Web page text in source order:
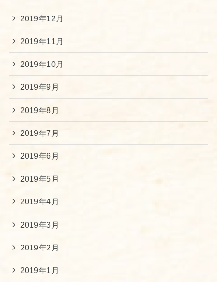
2019年12月
2019年11月
2019年10月
2019年9月
2019年8月
2019年7月
2019年6月
2019年5月
2019年4月
2019年3月
2019年2月
2019年1月